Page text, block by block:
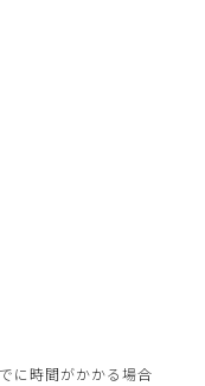
に時間がかかる場合